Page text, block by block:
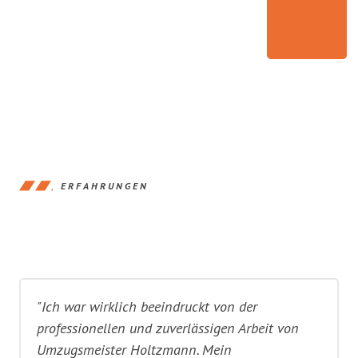
ERFAHRUNGEN
"Ich war wirklich beeindruckt von der
professionellen und zuverlässigen Arbeit von
Umzugsmeister Holtzmann. Mein